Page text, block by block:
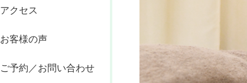
アクセス
お客様の声
ご予約／お問い合わせ